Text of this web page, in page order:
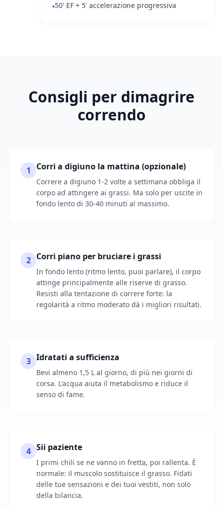
•50' EF + 5' accelerazione progressiva
Consigli per dimagrire
correndo
1 Corri a digiuno la mattina (opzionale)
Correre a digiuno 1-2 volte a settimana obbliga il
corpo ad attingere ai grassi. Ma solo per uscite in
fondo lento di 30-40 minuti al massimo.
2 Corri piano per bruciare i grassi
In fondo lento (ritmo lento, puoi parlare), il corpo
attinge principalmente alle riserve di grasso.
Resisti alla tentazione di correre forte: la
regolarità a ritmo moderato dà i migliori risultati.
3 Idratati a sufficienza
Bevi almeno 1,5 L al giorno, di più nei giorni di
corsa. L'acqua aiuta il metabolismo e riduce il
senso di fame.
4 Sii paziente
I primi chili se ne vanno in fretta, poi rallenta. È
normale: il muscolo sostituisce il grasso. Fidati
delle tue sensazioni e dei tuoi vestiti, non solo
della bilancia.